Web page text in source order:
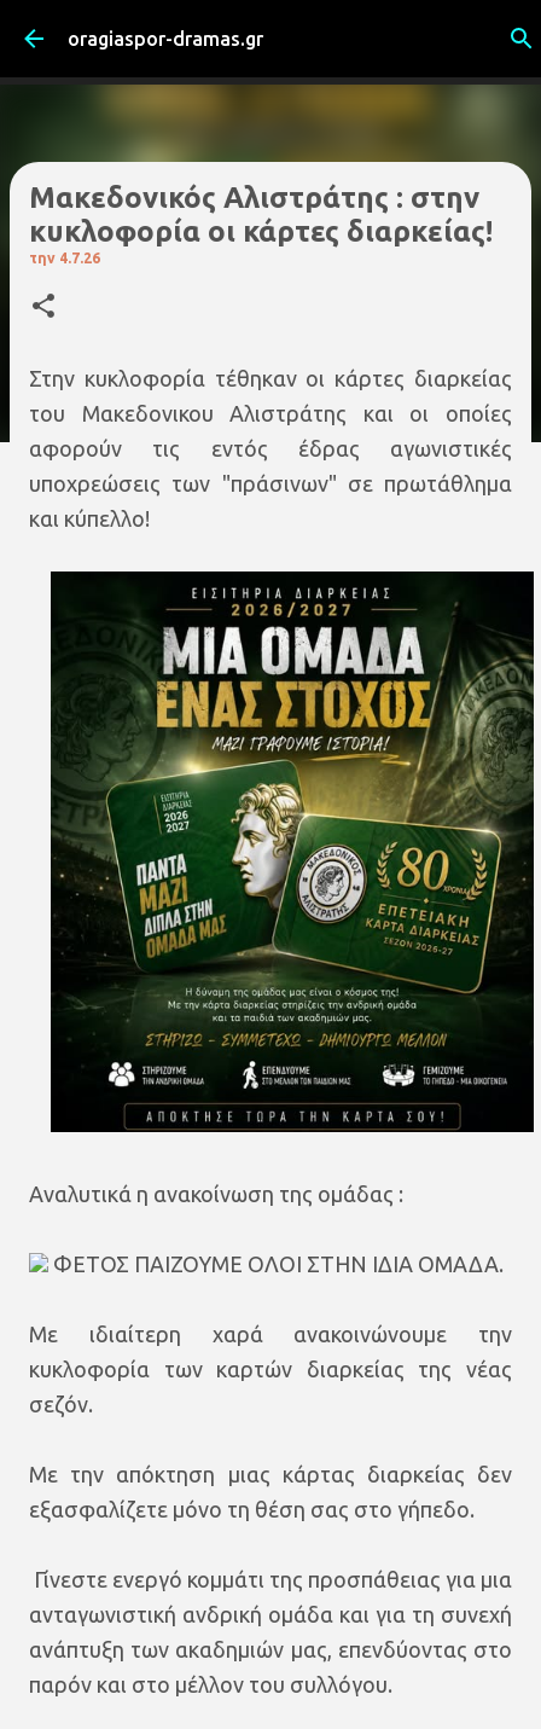
Μετάβαση στο κύριο περιεχόμενο
oragiaspor-dramas.gr
Μακεδονικός Αλιστράτης : στην
κυκλοφορία οι κάρτες διαρκείας!
την 4.7.26
Στην κυκλοφορία τέθηκαν οι κάρτες διαρκείας
του Μακεδονικου Αλιστράτης και οι οποίες
αφορούν τις εντός έδρας αγωνιστικές
υποχρεώσεις των "πράσινων" σε πρωτάθλημα
και κύπελλο!
Αναλυτικά η ανακοίνωση της ομάδας :
ΦΕΤΟΣ ΠΑΙΖΟΥΜΕ ΟΛΟΙ ΣΤΗΝ ΙΔΙΑ ΟΜΑΔΑ.
Με ιδιαίτερη χαρά ανακοινώνουμε την
κυκλοφορία των καρτών διαρκείας της νέας
σεζόν.
Με την απόκτηση μιας κάρτας διαρκείας δεν
εξασφαλίζετε μόνο τη θέση σας στο γήπεδο.
Γίνεστε ενεργό κομμάτι της προσπάθειας για μια
ανταγωνιστική ανδρική ομάδα και για τη συνεχή
ανάπτυξη των ακαδημιών μας, επενδύοντας στο
παρόν και στο μέλλον του συλλόγου.